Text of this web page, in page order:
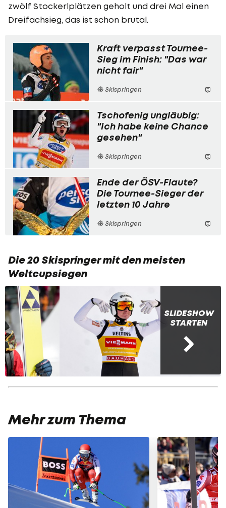
zwölf Stockerlplätzen geholt und drei Mal einen
Dreifachsieg, das ist schon brutal.
Kraft verpasst Tournee-
Sieg im Finish: "Das war
nicht fair"
Skispringen
Tschofenig ungläubig:
"Ich habe keine Chance
gesehen"
Skispringen
Ende der ÖSV-Flaute?
Die Tournee-Sieger der
letzten 10 Jahre
Skispringen
Die 20 Skispringer mit den meisten
Weltcupsiegen
SLIDESHOW
STARTEN
Mehr zum Thema